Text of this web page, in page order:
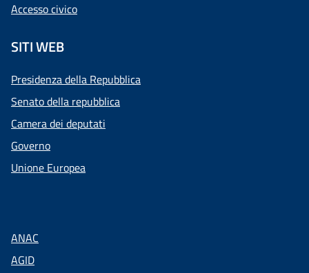
Accesso civico
SITI WEB
Presidenza della Repubblica
Senato della repubblica
Camera dei deputati
Governo
Unione Europea
ANAC
AGID